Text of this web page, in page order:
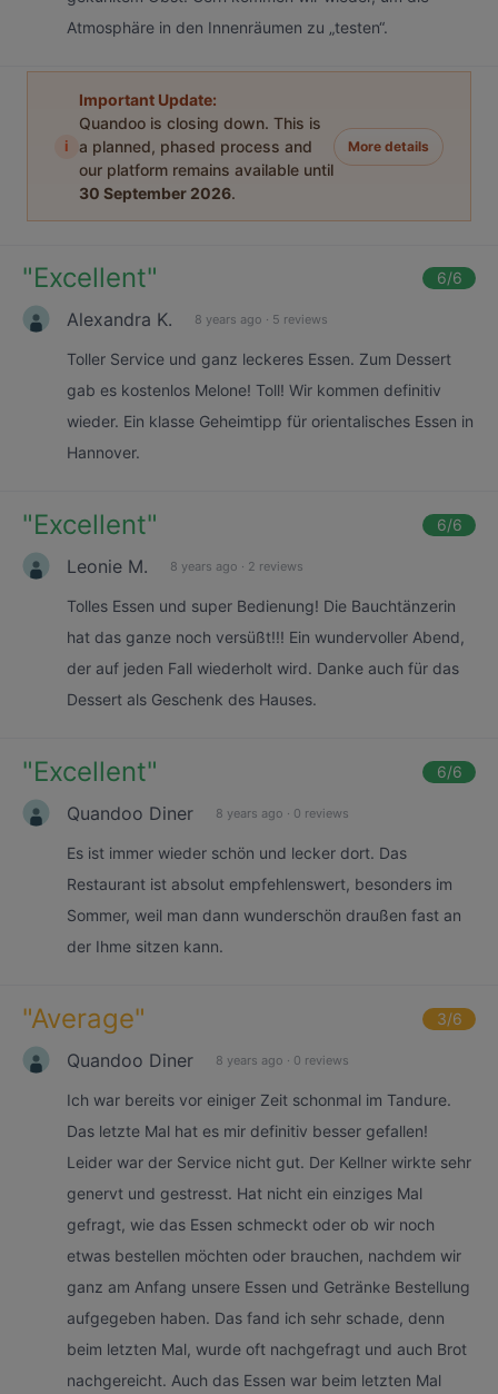
Atmosphäre in den Innenräumen zu „testen“.
i
Important Update:
Quandoo is closing down. This is
a planned, phased process and
our platform remains available until
30 September 2026.
More details
"Excellent" 6/6
Alexandra K. 8 years ago · 5 reviews
Toller Service und ganz leckeres Essen. Zum Dessert
gab es kostenlos Melone! Toll! Wir kommen definitiv
wieder. Ein klasse Geheimtipp für orientalisches Essen in
Hannover.
"Excellent" 6/6
Leonie M. 8 years ago · 2 reviews
Tolles Essen und super Bedienung! Die Bauchtänzerin
hat das ganze noch versüßt!!! Ein wundervoller Abend,
der auf jeden Fall wiederholt wird. Danke auch für das
Dessert als Geschenk des Hauses.
"Excellent" 6/6
Quandoo Diner 8 years ago · 0 reviews
Es ist immer wieder schön und lecker dort. Das
Restaurant ist absolut empfehlenswert, besonders im
Sommer, weil man dann wunderschön draußen fast an
der Ihme sitzen kann.
"Average" 3/6
Quandoo Diner 8 years ago · 0 reviews
Ich war bereits vor einiger Zeit schonmal im Tandure.
Das letzte Mal hat es mir definitiv besser gefallen!
Leider war der Service nicht gut. Der Kellner wirkte sehr
genervt und gestresst. Hat nicht ein einziges Mal
gefragt, wie das Essen schmeckt oder ob wir noch
etwas bestellen möchten oder brauchen, nachdem wir
ganz am Anfang unsere Essen und Getränke Bestellung
aufgegeben haben. Das fand ich sehr schade, denn
beim letzten Mal, wurde oft nachgefragt und auch Brot
nachgereicht. Auch das Essen war beim letzten Mal